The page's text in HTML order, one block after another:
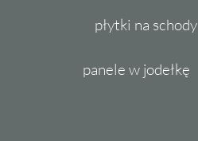
płytki na schody
panele w jodełkę